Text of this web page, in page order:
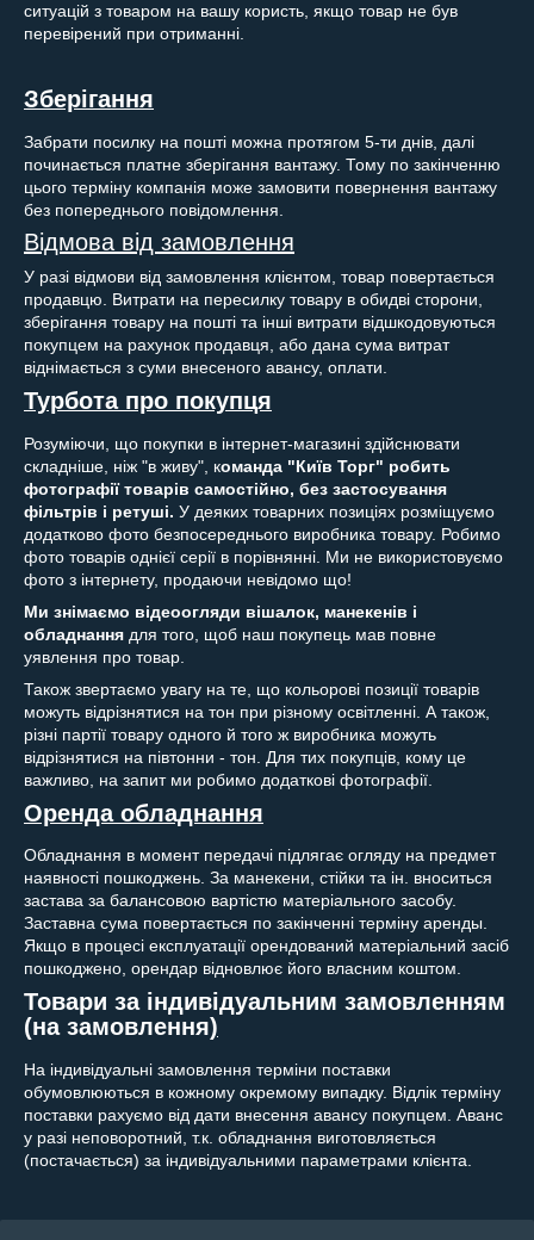
ситуацій з товаром на вашу користь, якщо товар не був
перевірений при отриманні.
Зберігання
Забрати посилку на пошті можна протягом 5-ти днів, далі
починається платне зберігання вантажу. Тому по закінченню
цього терміну компанія може замовити повернення вантажу
без попереднього повідомлення.
Відмова від замовлення
У разі відмови від замовлення клієнтом, товар повертається
продавцю. Витрати на пересилку товару в обидві сторони,
зберігання товару на пошті та інші витрати відшкодовуються
покупцем на рахунок продавця, або дана сума витрат
віднімається з суми внесеного авансу, оплати.
Турбота про покупця
Розуміючи, що покупки в інтернет-магазині здійснювати
складніше, ніж "в живу", команда "Київ Торг" робить
фотографії товарів самостійно, без застосування
фільтрів і ретуші. У деяких товарних позиціях розміщуємо
додатково фото безпосереднього виробника товару. Робимо
фото товарів однієї серії в порівнянні. Ми не використовуємо
фото з інтернету, продаючи невідомо що!
Ми знімаємо відеоогляди вішалок, манекенів і
обладнання для того, щоб наш покупець мав повне
уявлення про товар.
Також звертаємо увагу на те, що кольорові позиції товарів
можуть відрізнятися на тон при різному освітленні. А також,
різні партії товару одного й того ж виробника можуть
відрізнятися на півтонни - тон. Для тих покупців, кому це
важливо, на запит ми робимо додаткові фотографії.
Оренда обладнання
Обладнання в момент передачі підлягає огляду на предмет
наявності пошкоджень. За манекени, стійки та ін. вноситься
застава за балансовою вартістю матеріального засобу.
Заставна сума повертається по закінченні терміну аренды.
Якщо в процесі експлуатації орендований матеріальний засіб
пошкоджено, орендар відновлює його власним коштом.
Товари за індивідуальним замовленням
(на замовлення)
На індивідуальні замовлення терміни поставки
обумовлюються в кожному окремому випадку. Відлік терміну
поставки рахуємо від дати внесення авансу покупцем. Аванс
у разі неповоротний, т.к. обладнання виготовляється
(постачається) за індивідуальними параметрами клієнта.